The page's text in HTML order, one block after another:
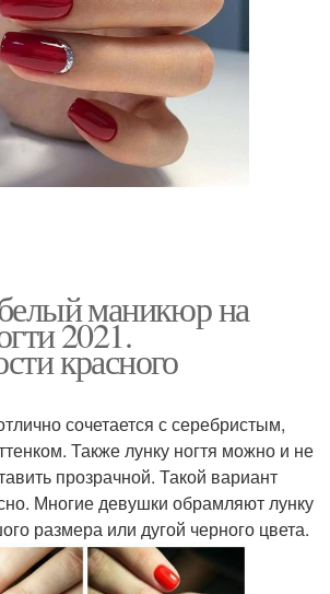
маникюр на
2021.
красного
сочетается с серебристым,
Также лунку ногтя можно и не
прозрачной. Такой вариант
Многие девушки обрамляют лунку
размера или дугой черного цвета.